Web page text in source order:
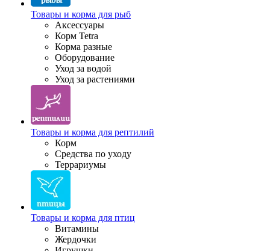
Товары и корма для рыб
Аксессуары
Корм Tetra
Корма разные
Оборудование
Уход за водой
Уход за растениями
Товары и корма для рептилий
Корм
Средства по уходу
Террариумы
Товары и корма для птиц
Витамины
Жердочки